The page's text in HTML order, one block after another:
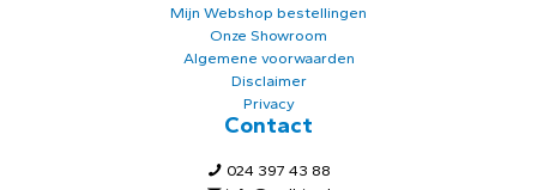
Mijn Webshop bestellingen
Onze Showroom
Algemene voorwaarden
Disclaimer
Privacy
Contact
024 397 43 88